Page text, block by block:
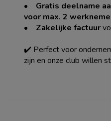
• Gratis deelname
voor max. 2
• Zakelijke factuur
✔️ Perfect voor
zijn en onze club willen